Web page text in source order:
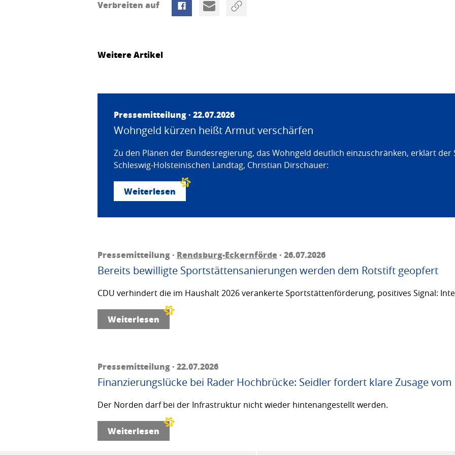
Verbreiten auf
Weitere Artikel
Pressemitteilung · 22.07.2026
Wohngeld kürzen heißt Armut verschärfen
Zu den Plänen der Bundesregierung, das Wohngeld deutlich einzuschränken, erklärt der
Schleswig-Holsteinischen Landtag, Christian Dirschauer:
Weiterlesen
Pressemitteilung · Rendsburg-Eckernförde· 26.07.2026
Bereits bewilligte Sportstättensanierungen werden dem Rotstift geopfert
CDU verhindert die im Haushalt 2026 verankerte Sportstättenförderung, positives Signal:
Weiterlesen
Pressemitteilung · 22.07.2026
Finanzierungslücke bei Rader Hochbrücke: Seidler fordert klare Zusage vom
Der Norden darf bei der Infrastruktur nicht wieder hintenangestellt werden.
Weiterlesen